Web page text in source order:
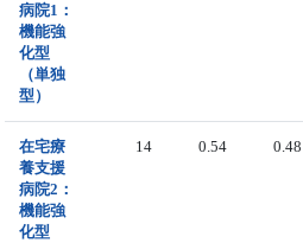
病院1：
機能強
化型
（単独
型）
在宅療
養支援
病院2：
機能強
化型
14 0.54 0.48